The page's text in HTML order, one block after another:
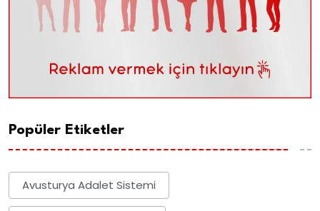
Popüler Etiketler
Avusturya Adalet Sistemi